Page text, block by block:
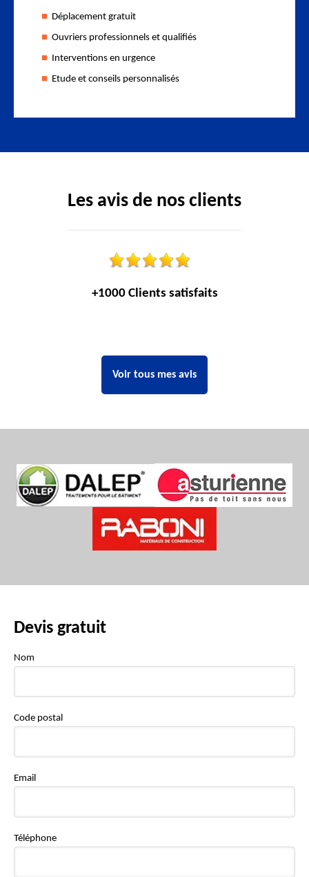
Déplacement gratuit
Ouvriers professionnels et qualifiés
Interventions en urgence
Etude et conseils personnalisés
Les avis de nos clients
+1000 Clients satisfaits
Voir tous mes avis
Devis gratuit
Nom
Code postal
Email
Téléphone